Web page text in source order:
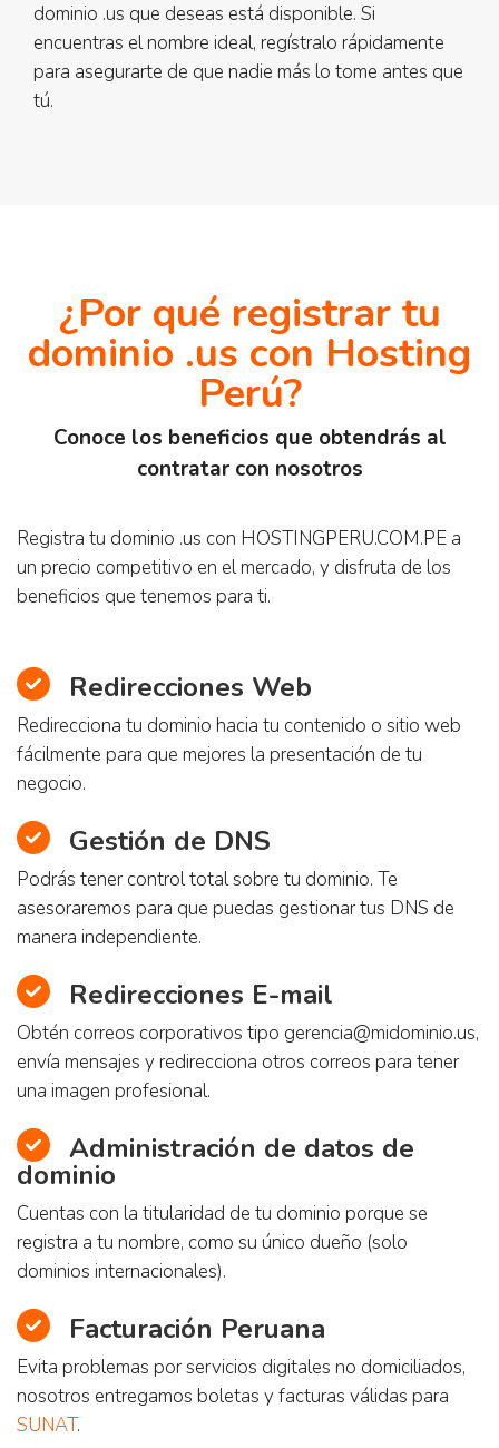
dominio .us que deseas está disponible. Si
encuentras el nombre ideal, regístralo rápidamente
para asegurarte de que nadie más lo tome antes que
tú.
¿Por qué registrar tu
dominio .us con Hosting
Perú?
Conoce los beneficios que obtendrás al
contratar con nosotros
Registra tu dominio .us con HOSTINGPERU.COM.PE a
un precio competitivo en el mercado, y disfruta de los
beneficios que tenemos para ti.
Redirecciones Web
Redirecciona tu dominio hacia tu contenido o sitio web
fácilmente para que mejores la presentación de tu
negocio.
Gestión de DNS
Podrás tener control total sobre tu dominio. Te
asesoraremos para que puedas gestionar tus DNS de
manera independiente.
Redirecciones E-mail
Obtén correos corporativos tipo gerencia@midominio.us,
envía mensajes y redirecciona otros correos para tener
una imagen profesional.
Administración de datos de
dominio
Cuentas con la titularidad de tu dominio porque se
registra a tu nombre, como su único dueño (solo
dominios internacionales).
Facturación Peruana
Evita problemas por servicios digitales no domiciliados,
nosotros entregamos boletas y facturas válidas para
SUNAT.